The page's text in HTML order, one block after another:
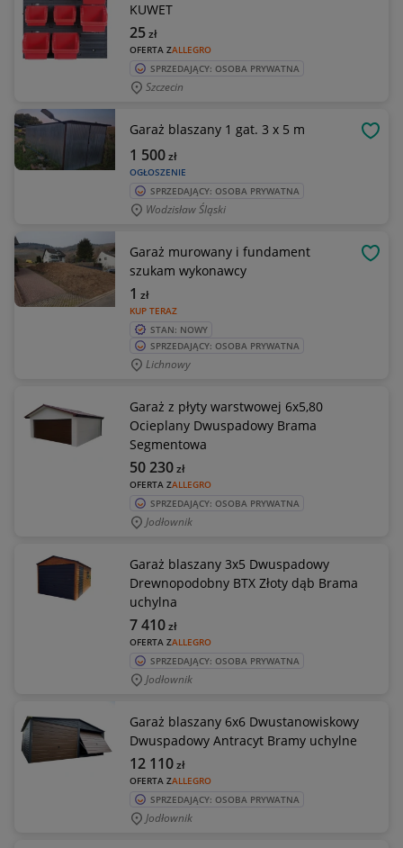
KUWET
OFERTA ZALLEGRO
25zł
SPRZEDAJĄCY: OSOBA PRYWATNA
Szczecin
Garaż blaszany 1 gat. 3 x 5 m
OGŁOSZENIE
1 500zł
SPRZEDAJĄCY: OSOBA PRYWATNA
Wodzisław Śląski
Garaż murowany i fundament
szukam wykonawcy
KUP TERAZ
1 zł
STAN: NOWY
SPRZEDAJĄCY: OSOBA PRYWATNA
Lichnowy
Garaż z płyty warstwowej 6x5,80
Ocieplany Dwuspadowy Brama
Segmentowa
OFERTA ZALLEGRO
50 230zł
SPRZEDAJĄCY: OSOBA PRYWATNA
Jodłownik
Garaż blaszany 3x5 Dwuspadowy
Drewnopodobny BTX Złoty dąb Brama
uchylna
OFERTA ZALLEGRO
7 410zł
SPRZEDAJĄCY: OSOBA PRYWATNA
Jodłownik
Garaż blaszany 6x6 Dwustanowiskowy
Dwuspadowy Antracyt Bramy uchylne
OFERTA ZALLEGRO
12 110zł
SPRZEDAJĄCY: OSOBA PRYWATNA
Jodłownik